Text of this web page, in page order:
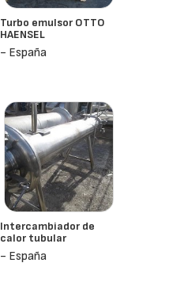
Turbo emulsor OTTO
HAENSEL
- España
Intercambiador de
calor tubular
- España